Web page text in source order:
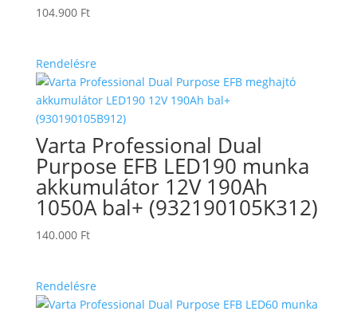
104.900 Ft
Rendelésre
Varta Professional Dual
Purpose EFB LED190 munka
akkumulátor 12V 190Ah
1050A bal+ (932190105K312)
140.000 Ft
Rendelésre